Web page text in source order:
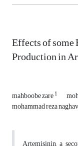
Effects of
Production in
mahboobe zare1
mohammad reza